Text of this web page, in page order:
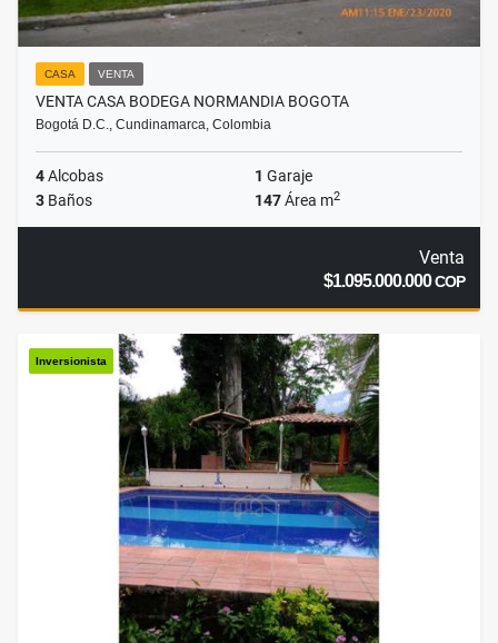
CASA VENTA
VENTA CASA BODEGA NORMANDIA BOGOTA
Bogotá D.C., Cundinamarca, Colombia
4Alcobas 1 Garaje
3 Baños 147Área m2
Venta
$1.095.000.000COP
Inversionista